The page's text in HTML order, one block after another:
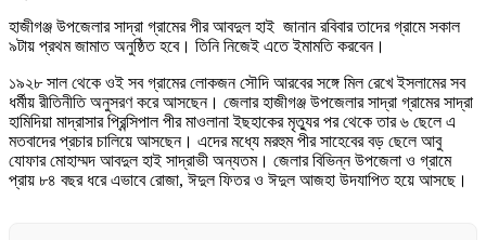
হাজীগঞ্জ উপজেলার সাদ্রা গ্রামের পীর আবদুল হাই জানান রবিবার তাদের গ্রামে সকাল
৯টায় প্রথম জামাত অনুষ্ঠিত হবে। তিনি নিজেই এতে ইমামতি করবেন।
১৯২৮ সাল থেকে ওই সব গ্রামের লোকজন সৌদি আরবের সঙ্গে মিল রেখে ইসলামের সব
ধর্মীয় রীতিনীতি অনুসরণ করে আসছেন। জেলার হাজীগঞ্জ উপজেলার সাদ্রা গ্রামের সাদ্রা
হামিদিয়া মাদ্রাসার প্রিন্সিপাল পীর মাওলানা ইছহাকের মৃত্যুর পর থেকে তার ৬ ছেলে এ
মতবাদের প্রচার চালিয়ে আসছেন। এদের মধ্যে মরহুম পীর সাহেবের বড় ছেলে আবু
যোফার মোহাম্মদ আবদুল হাই সাদ্রাভী অন্যতম। জেলার বিভিন্ন উপজেলা ও গ্রামে
প্রায় ৮৪ বছর ধরে এভাবে রোজা, ঈদুল ফিতর ও ঈদুল আজহা উদযাপিত হয়ে আসছে।